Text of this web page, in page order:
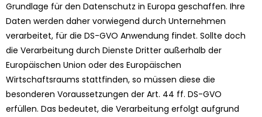
Grundlage für den Datenschutz in Europa geschaffen. Ihre
Daten werden daher vorwiegend durch Unternehmen
verarbeitet, für die DS-GVO Anwendung findet. Sollte doch
die Verarbeitung durch Dienste Dritter außerhalb der
Europäischen Union oder des Europäischen
Wirtschaftsraums stattfinden, so müssen diese die
besonderen Voraussetzungen der Art. 44 ff. DS-GVO
erfüllen. Das bedeutet, die Verarbeitung erfolgt aufgrund